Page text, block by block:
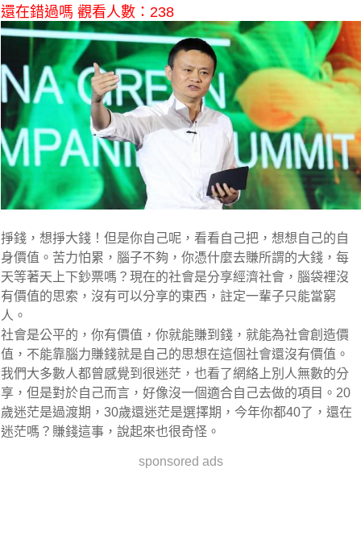
還在錯過嗎 觀看人數：238
掙錢，想掙大錢！但是你自己呢，看看自己把，想想自己的自
身價值。苦力怕累，腦子不夠，你憑什麼去賺所謂的大錢，每
天等著天上下鈔票嗎？現在的社會是分享經濟社會，腦袋裡沒
有價值的思索，沒有可以分享的東西，註定一輩子只能當窮
人。
社會是公平的，你有價值，你就能賺到錢，就能為社會創造價
值，不能靠腦力賺錢就是自己的思想在這個社會還沒有價值。
我們大多數人都曾感覺到很迷茫，也看了網絡上別人無數的分
享，但是對於自己而言，好像沒一個適合自己去做的項目。20
歲迷茫是過渡期，30歲還迷茫是選擇期，今年你都40了，還在
迷茫嗎？賺錢這事，說起來也很奇怪。
sponsored ads